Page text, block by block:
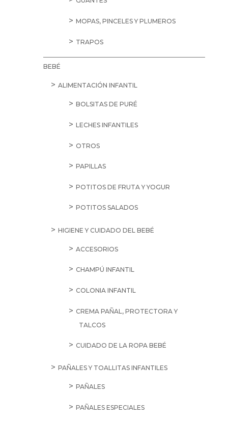
MOPAS, PINCELES Y PLUMEROS
TRAPOS
BEBÉ
ALIMENTACIÓN INFANTIL
BOLSITAS DE PURÉ
LECHES INFANTILES
OTROS
PAPILLAS
POTITOS DE FRUTA Y YOGUR
POTITOS SALADOS
HIGIENE Y CUIDADO DEL BEBÉ
ACCESORIOS
CHAMPÚ INFANTIL
COLONIA INFANTIL
CREMA PAÑAL, PROTECTORA Y
TALCOS
CUIDADO DE LA ROPA BEBÉ
PAÑALES Y TOALLITAS INFANTILES
PAÑALES
PAÑALES ESPECIALES